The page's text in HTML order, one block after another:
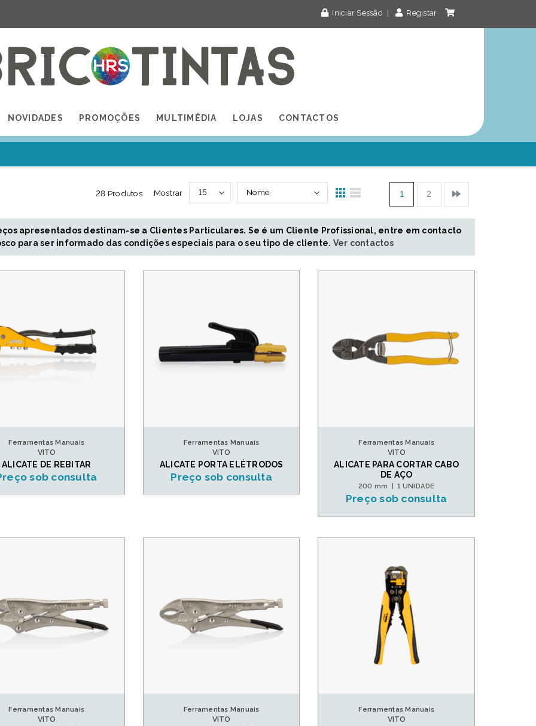
Iniciar Sessão Registar
NOVIDADES PROMOÇÕES MULTIMÉDIA LOJAS CONTACTOS
1 2
Mostrar
28 Produtos
apresentados destinam-se a Clientes Particulares. Se é um Cliente Profissional, entre em contacto
para ser informado das condições especiais para o seu tipo de cliente. Ver contactos
Ferramentas Manuais
VITO
ALICATE DE REBITAR
sob consulta
Ferramentas Manuais
VITO
ALICATE PORTA ELÉTRODOS
Preço sob consulta
Ferramentas Manuais
VITO
ALICATE PARA CORTAR CABO
DE AÇO
200 mm | 1 UNIDADE
Preço sob consulta
Ferramentas Manuais
VITO
Ferramentas Manuais
VITO
Ferramentas Manuais
VITO